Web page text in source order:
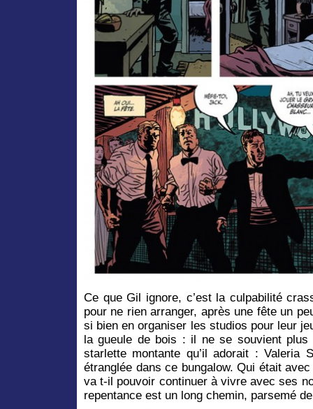
Ce que Gil ignore, c’est la culpabilité
pour ne rien arranger, après une fête un
si bien en organiser les studios pour leur
la gueule de bois : il ne se souvient
starlette montante qu’il adorait : Valeria
étranglée dans ce bungalow. Qui était
va t-il pouvoir continuer à vivre avec ses
repentance est un long chemin, parsemé